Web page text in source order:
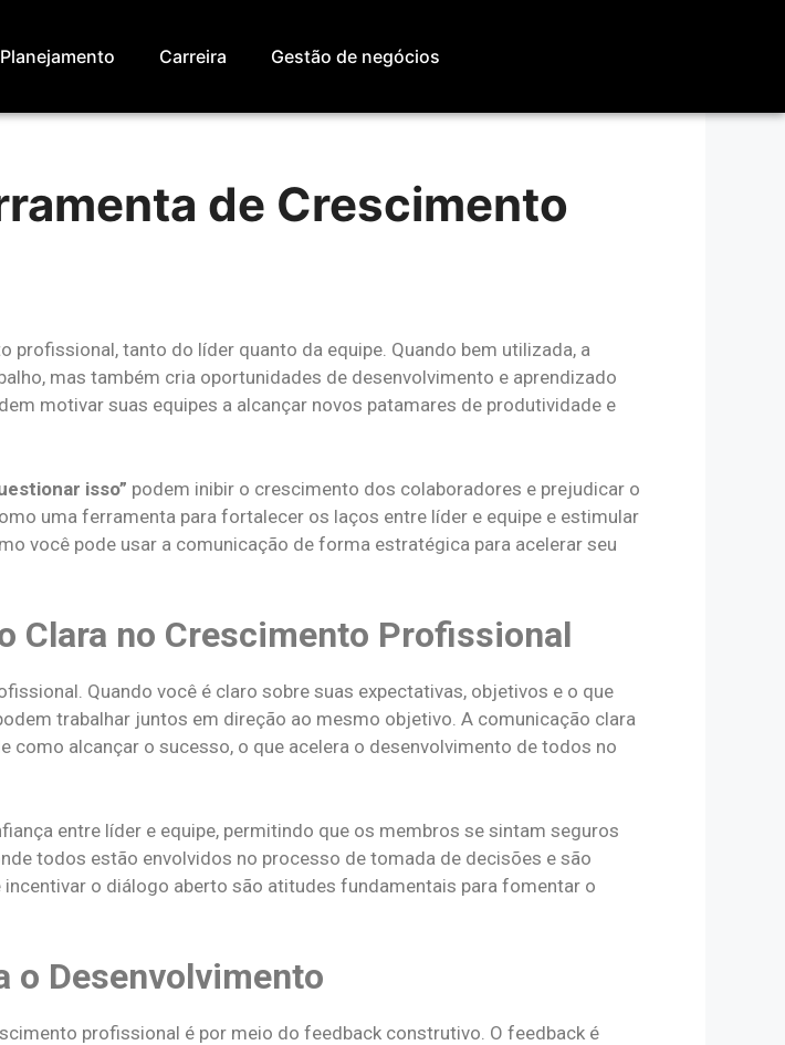
Planejamento Carreira Gestão de negócios
de Crescimento
tanto do líder quanto da equipe. Quando bem utilizada, a
mas também cria oportunidades de desenvolvimento e aprendizado
motivar suas equipes a alcançar novos patamares de produtividade e
isso” podem inibir o crescimento dos colaboradores e prejudicar o
uma ferramenta para fortalecer os laços entre líder e equipe e estimular
você pode usar a comunicação de forma estratégica para acelerar seu
Clara no Crescimento Profissional
Quando você é claro sobre suas expectativas, objetivos e o que
trabalhar juntos em direção ao mesmo objetivo. A comunicação clara
alcançar o sucesso, o que acelera o desenvolvimento de todos no
entre líder e equipe, permitindo que os membros se sintam seguros
todos estão envolvidos no processo de tomada de decisões e são
incentivar o diálogo aberto são atitudes fundamentais para fomentar o
o Desenvolvimento
profissional é por meio do feedback construtivo. O feedback é